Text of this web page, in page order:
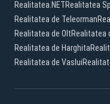
Realitatea.NETRealitatea
Realitatea de Teleorman
Realitatea de OltRealitatea
Realitatea de Harghita
Realitatea de Vaslui